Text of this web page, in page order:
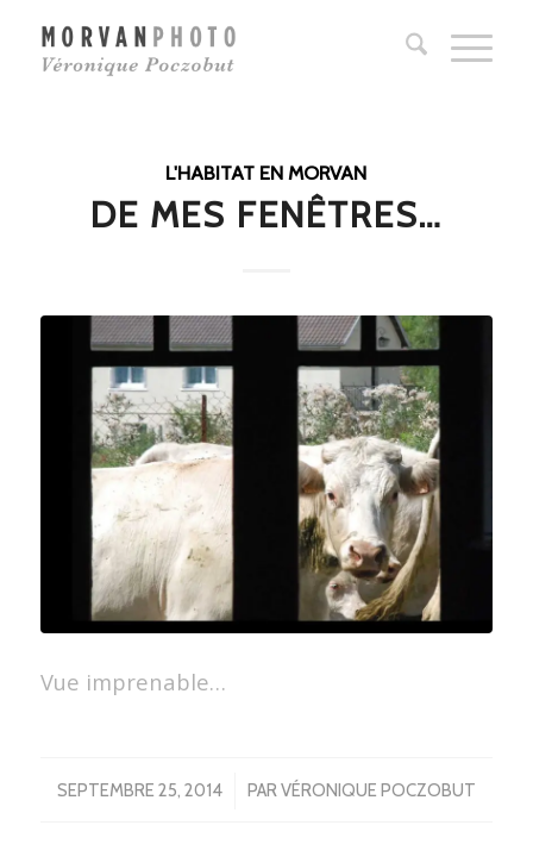
L'HABITAT EN MORVAN
DE MES FENÊTRES…
Vue imprenable…
SEPTEMBRE 25, 2014
/ PARVÉRONIQUE POCZOBUT